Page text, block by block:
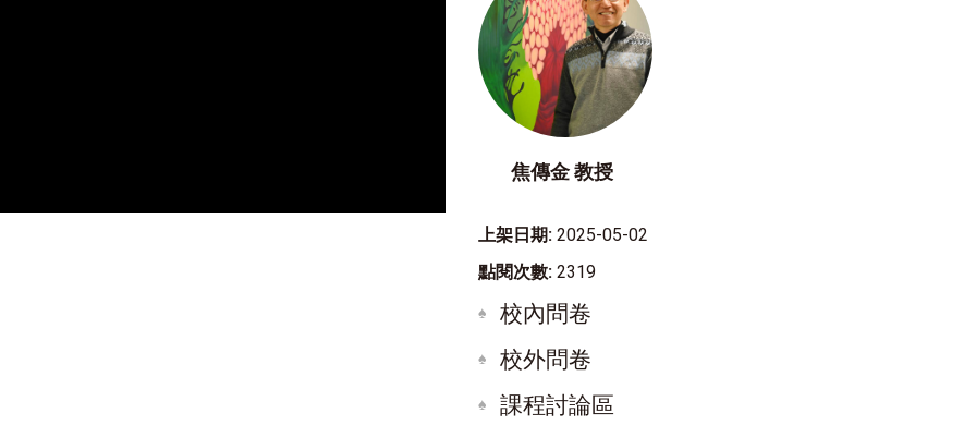
焦傳金 教授
上架日期: 2025-05-02
點閱次數: 2319
校內問卷
校外問卷
課程討論區